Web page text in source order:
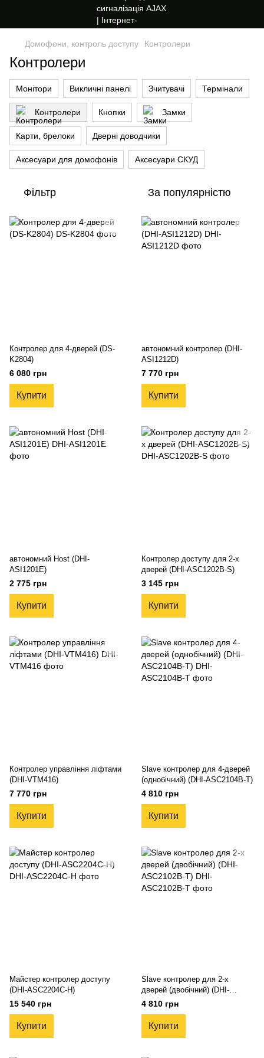
Домофони, контроль доступу Контролери
Контролери
Монітори Викличні панелі Зчитувачі Термінали
Контролери Кнопки Замки
Карти, брелоки Дверні доводчики
Аксесуари для домофонів Аксесуари СКУД
Фільтр За популярністю
Контролер для 4-дверей (DS-
K2804)
6 080 грн
Купити
автономний контролер (DHI-
ASI1212D)
7 770 грн
Купити
автономний Host (DHI-
ASI1201E)
2 775 грн
Купити
Контролер доступу для 2-x
дверей (DHI-ASC1202B-S)
3 145 грн
Купити
Контролер управління ліфтами
(DHI-VTM416)
7 770 грн
Купити
Slave контролер для 4-дверей
(однобічний) (DHI-ASC2104B-T)
4 810 грн
Купити
Майстер контролер доступу
(DHI-ASC2204C-H)
15 540 грн
Купити
Slave контролер для 2-x
дверей (двобічний) (DHI-
ASC2102B-T)
4 810 грн
Купити